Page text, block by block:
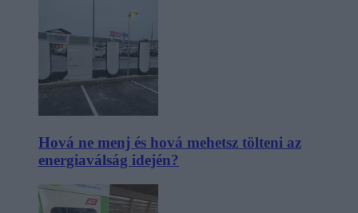
Hová ne menj és hová mehetsz tölteni az
energiaválság idején?